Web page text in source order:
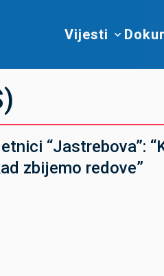
Vijesti
“Jastrebova”:
zbijemo redove”